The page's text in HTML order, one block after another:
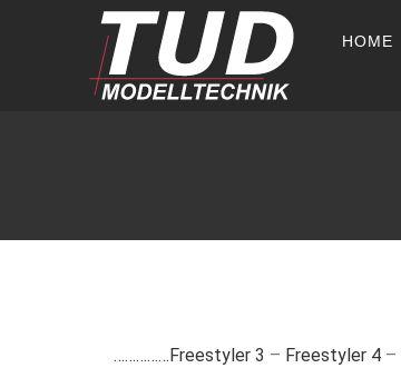
HOME
……………Freestyler 3 – Freestyler 4 –